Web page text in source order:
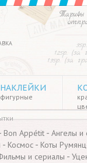
Тарифы
125р. (за
135р. (за
НАКЛЕЙКИ
фигурные
Bon Appétit - Ангелы
- Космос - Коты
и сериалы -